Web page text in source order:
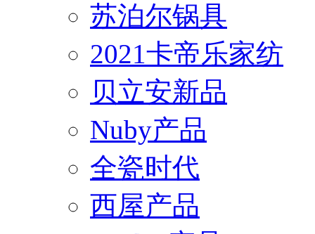
苏泊尔锅具
2021卡帝乐家纺
贝立安新品
Nuby产品
全瓷时代
西屋产品